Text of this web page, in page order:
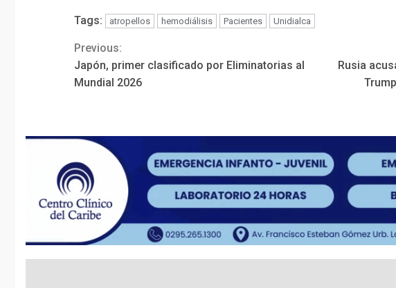
Tags: atropellos hemodiálisis Pacientes Unidialca
Continue
Reading
Previous:
Japón, primer clasificado por Eliminatorias al
Mundial 2026
Rusia